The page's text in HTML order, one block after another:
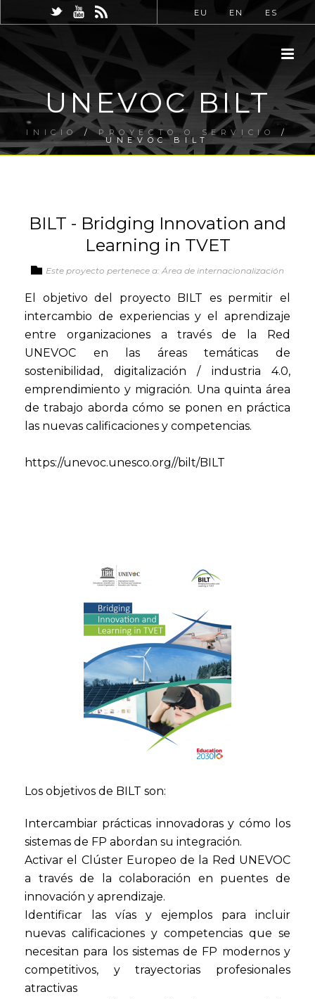
EU EN ES
UNEVOC BILT
INICIO/PROYECTO O SERVICIO /
UNEVOC BILT
BILT - Bridging Innovation and
Learning in TVET
Este proyecto pertenece a: Área de internacionalización
El objetivo del proyecto BILT es permitir el
intercambio de experiencias y el aprendizaje
entre organizaciones a través de la Red
UNEVOC en las áreas temáticas de
sostenibilidad, digitalización / industria 4.0,
emprendimiento y migración. Una quinta área
de trabajo aborda cómo se ponen en práctica
las nuevas calificaciones y competencias.
https://unevoc.unesco.org//bilt/BILT
Los objetivos de BILT son:
Intercambiar prácticas innovadoras y cómo los
sistemas de FP abordan su integración.
Activar el Clúster Europeo de la Red UNEVOC
a través de la colaboración en puentes de
innovación y aprendizaje.
Identificar las vías y ejemplos para incluir
nuevas calificaciones y competencias que se
necesitan para los sistemas de FP modernos y
competitivos, y trayectorias profesionales
atractivas